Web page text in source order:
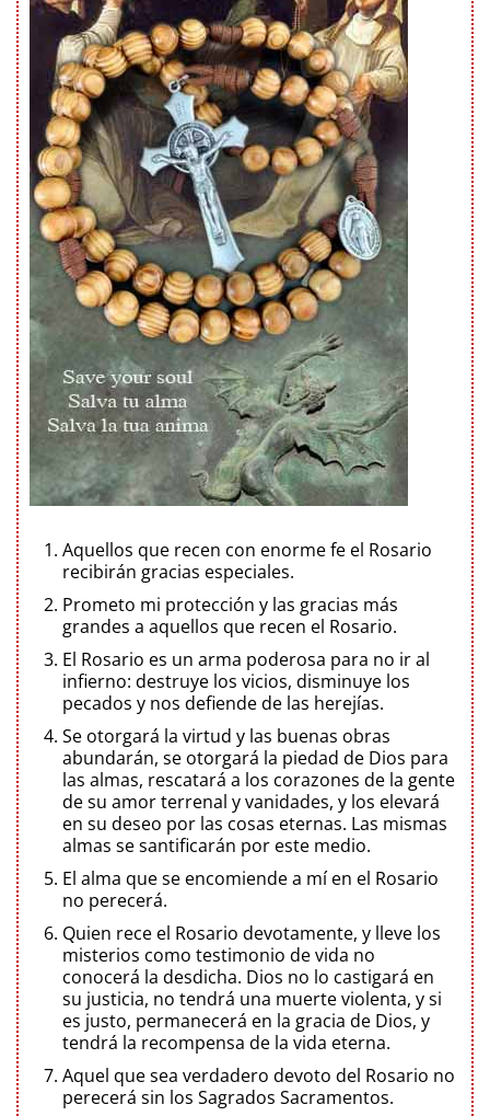
Aquellos que recen con enorme fe el Rosario
recibirán gracias especiales.
Prometo mi protección y las gracias más
grandes a aquellos que recen el Rosario.
El Rosario es un arma poderosa para no ir al
infierno: destruye los vicios, disminuye los
pecados y nos defiende de las herejías.
Se otorgará la virtud y las buenas obras
abundarán, se otorgará la piedad de Dios para
las almas, rescatará a los corazones de la gente
de su amor terrenal y vanidades, y los elevará
en su deseo por las cosas eternas. Las mismas
almas se santificarán por este medio.
El alma que se encomiende a mí en el Rosario
no perecerá.
Quien rece el Rosario devotamente, y lleve los
misterios como testimonio de vida no
conocerá la desdicha. Dios no lo castigará en
su justicia, no tendrá una muerte violenta, y si
es justo, permanecerá en la gracia de Dios, y
tendrá la recompensa de la vida eterna.
Aquel que sea verdadero devoto del Rosario no
perecerá sin los Sagrados Sacramentos.